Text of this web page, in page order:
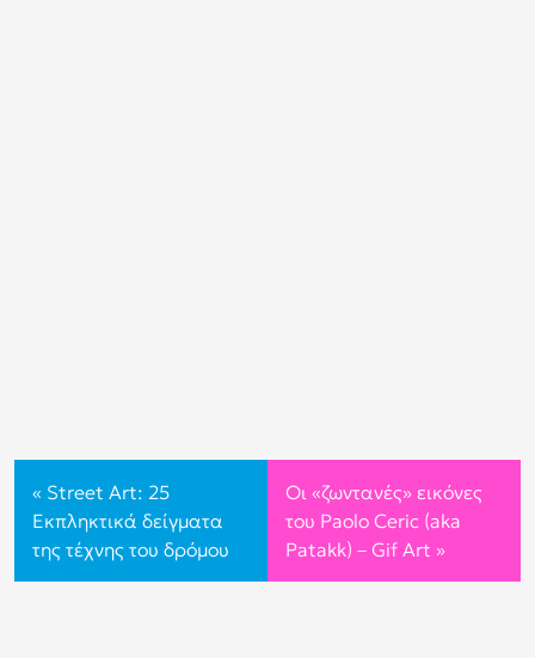
« Street Art: 25
Εκπληκτικά δείγματα
της τέχνης του δρόμου
Οι «ζωντανές» εικόνες
του Paolo Ceric (aka
Patakk) – Gif Art »